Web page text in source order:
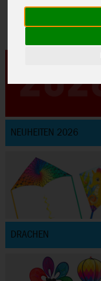
NEUHEITEN 2026
DRACHEN